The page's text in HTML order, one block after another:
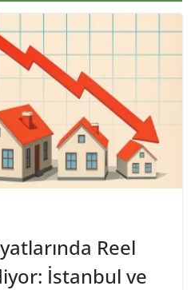
Reel
İstanbul ve